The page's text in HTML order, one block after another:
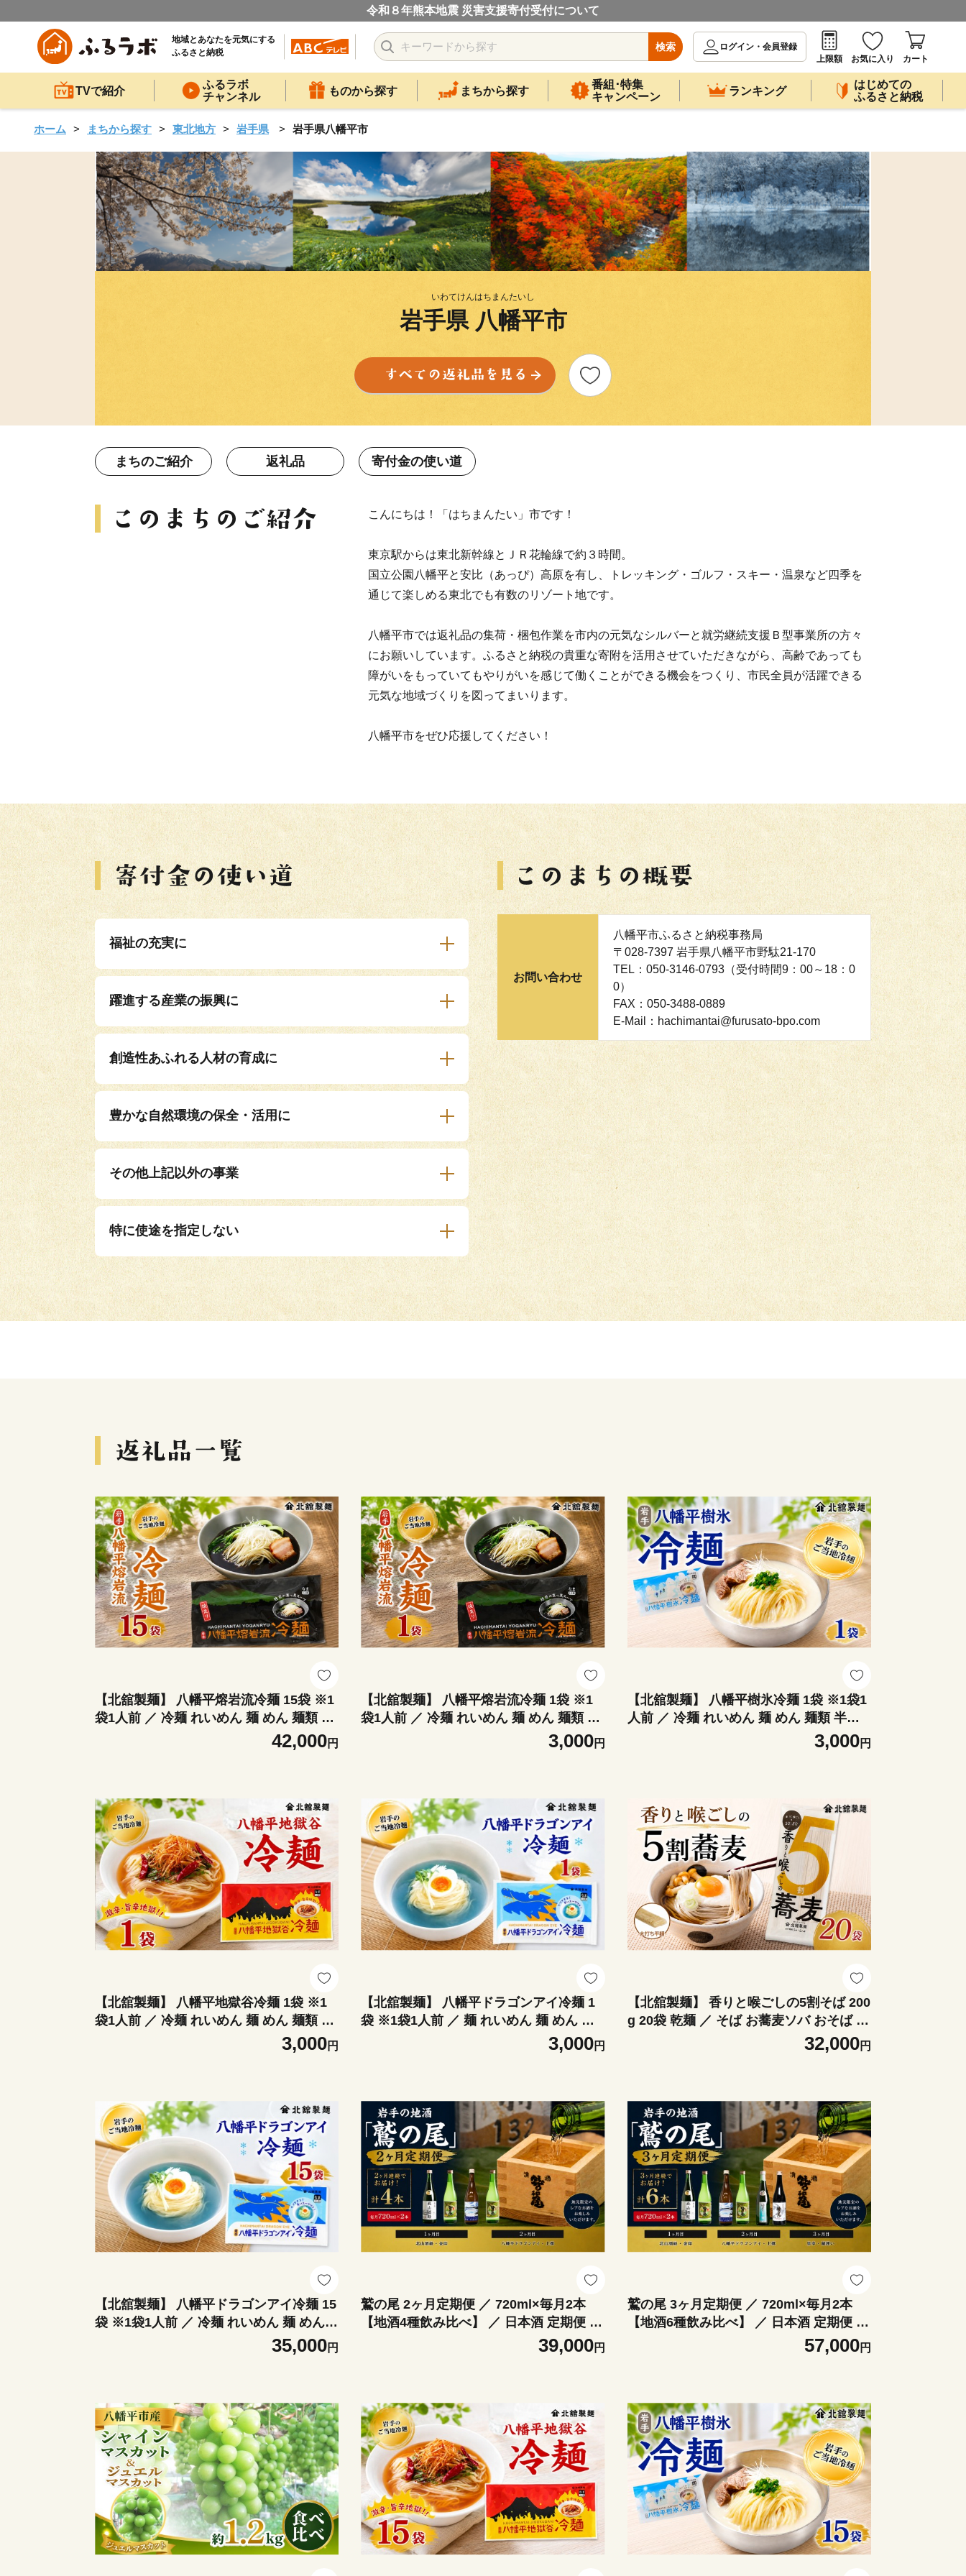
令和８年熊本地震 災害支援寄付受付について
地域とあなたを元気にする
ふるさと納税
検索
ログイン・会員登録
上限額
お気に入り カート
TVで紹介
ふるラボ
チャンネル
ものから探す まちから探す
番組･特集
キャンペーン
ランキング
はじめての
ふるさと納税
ホーム まちから探す 東北地方 岩手県 岩手県八幡平市
いわてけんはちまんたいし
岩手県 八幡平市
まちのご紹介 返礼品 寄付金の使い道
こんにちは！「はちまんたい」市です！
東京駅からは東北新幹線とＪＲ花輪線で約３時間。
国立公園八幡平と安比（あっぴ）高原を有し、トレッキング・ゴルフ・スキー・温泉など四季を
通じて楽しめる東北でも有数のリゾート地です。
八幡平市では返礼品の集荷・梱包作業を市内の元気なシルバーと就労継続支援Ｂ型事業所の方々
にお願いしています。ふるさと納税の貴重な寄附を活用させていただきながら、高齢であっても
障がいをもっていてもやりがいを感じて働くことができる機会をつくり、市民全員が活躍できる
元気な地域づくりを図ってまいります。
八幡平市をぜひ応援してください！
福祉の充実に
躍進する産業の振興に
創造性あふれる人材の育成に
豊かな自然環境の保全・活用に
その他上記以外の事業
特に使途を指定しない
お問い合わせ
八幡平市ふるさと納税事務局
〒028-7397 岩手県八幡平市野駄21-170
TEL：050-3146-0793（受付時間9：00～18：0
0）
FAX：050-3488-0889
E-Mail：hachimantai@furusato-bpo.com
【北舘製麺】 八幡平熔岩流冷麺 15袋 ※1
袋1人前 ／ 冷麺 れいめん 麺 めん 麺類 半
なま 半生 半生麺 半なま麺 贈り物 贈物 プ
レゼント お土産 おみやげ 夏 手土産 小分
42,000円
【北舘製麺】 八幡平熔岩流冷麺 1袋 ※1
袋1人前 ／ 冷麺 れいめん 麺 めん 麺類 半
なま 半生 半生麺 半なま麺 贈り物 贈物 プ
レゼント お土産 おみやげ 夏 手土産 小分
3,000円
【北舘製麺】 八幡平樹氷冷麺 1袋 ※1袋1
人前 ／ 冷麺 れいめん 麺 めん 麺類 半な
ま 半生 半生麺 半なま麺 贈り物 贈物 プレ
ゼント お土産 おみやげ 夏 手土産 小分け
3,000円
【北舘製麺】 八幡平地獄谷冷麺 1袋 ※1
袋1人前 ／ 冷麺 れいめん 麺 めん 麺類 半
なま 半生 半生麺 半なま麺 贈り物 贈物 プ
レゼント お土産 おみやげ 夏 手土産 小分
3,000円
【北舘製麺】 八幡平ドラゴンアイ冷麺 1
袋 ※1袋1人前 ／ 麺 れいめん 麺 めん 麺
類 半なま 半生 半生麺 半なま麺 贈り物 贈
物 プレゼント お土産 おみやげ 夏 手土産
3,000円
【北舘製麺】 香りと喉ごしの5割そば 200
g 20袋 乾麺 ／ そば お蕎麦ソバ おそば 太
打ち 平麺 同割そば 同割ソバ 同割蕎麦 五
割蕎麦 5割蕎麦 手土産 プレゼント お土産
32,000円
【北舘製麺】 八幡平ドラゴンアイ冷麺 15
袋 ※1袋1人前 ／ 冷麺 れいめん 麺 めん
麺類 半なま 半生 半生麺 半なま麺 贈り物
贈物 プレゼント お土産 おみやげ 夏 手土
35,000円
鷲の尾 2ヶ月定期便 ／ 720ml×毎月2本
【地酒4種飲み比べ】 ／ 日本酒 定期便 飲
み比べ 地酒 おさけ さけ アルコール お取
寄せ 取寄せ 東北 ご当地 家飲み 宅飲み 手
オススメ わしの尾 【澤口酒店】
39,000円
鷲の尾 3ヶ月定期便 ／ 720ml×毎月2本
【地酒6種飲み比べ】 ／ 日本酒 定期便 飲
み比べ 地酒 おさけ さけ アルコール お取
寄せ 取寄せ 東北 ご当地 家飲み 宅飲み 手
オススメ わしの尾 【澤口酒店】
57,000円